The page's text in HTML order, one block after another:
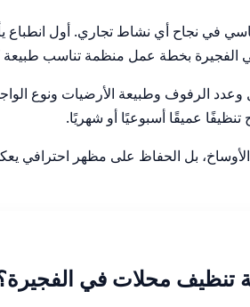
في نجاح أي نشاط تجاري. أول انطباع
بخطة عمل منظمة تناسب طبيعة
الرفوف وطبيعة الأرضيات ونوع
تنظيفًا عميقًا أسبوعيًا أو شهريًا.
بل الحفاظ على مظهر احترافي
تنظيف محلات في